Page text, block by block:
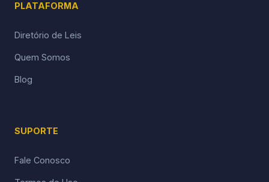
PLATAFORMA
Diretório de Leis
Quem Somos
Blog
SUPORTE
Fale Conosco